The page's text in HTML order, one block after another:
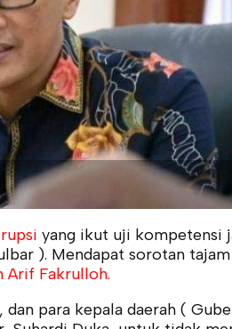
yang ikut uji kompetensi
). Mendapat sorotan
Arif Fakrulloh.
dan para kepala daerah (